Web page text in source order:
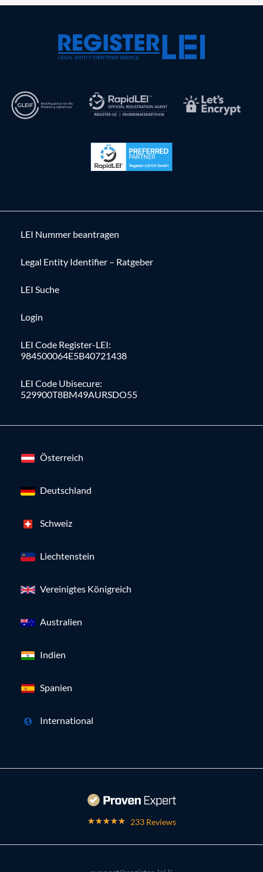
LEI Nummer beantragen
Legal Entity Identifier – Ratgeber
LEI Suche
Login
LEI Code Register-LEI:
984500064E5B40721438
LEI Code Ubisecure:
529900T8BM49AURSDO55
Österreich
Deutschland
Schweiz
Liechtenstein
Vereinigtes Königreich
Australien
Indien
Spanien
International
233 Reviews